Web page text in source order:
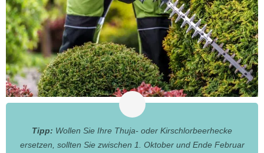
Tipp: Wollen Sie Ihre Thuja- oder Kirschlorbeerhecke
ersetzen, sollten Sie zwischen 1. Oktober und Ende Februar